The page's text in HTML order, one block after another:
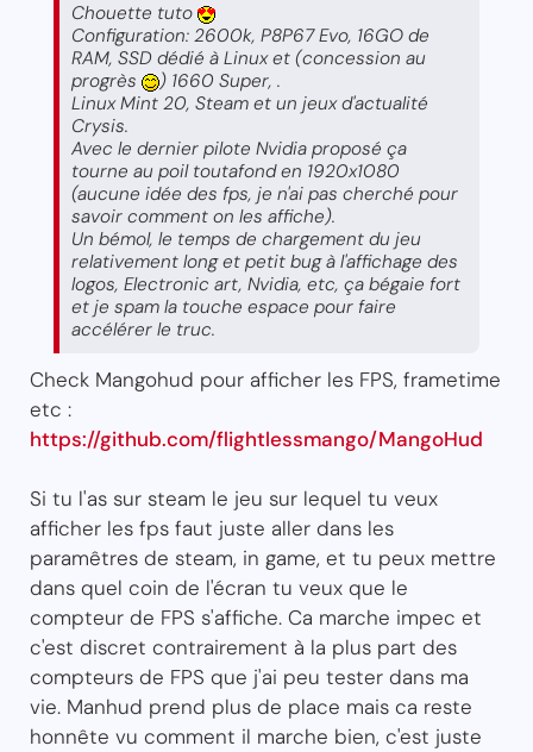
Chouette tuto
Configuration: 2600k, P8P67 Evo, 16GO de
RAM, SSD dédié à Linux et (concession au
progrès
) 1660 Super, .
Linux Mint 20, Steam et un jeux d'actualité
Crysis.
Avec le dernier pilote Nvidia proposé ça
tourne au poil toutafond en 1920x1080
(aucune idée des fps, je n'ai pas cherché pour
savoir comment on les affiche).
Un bémol, le temps de chargement du jeu
relativement long et petit bug à l'affichage des
logos, Electronic art, Nvidia, etc, ça bégaie fort
et je spam la touche espace pour faire
accélérer le truc.
Check Mangohud pour afficher les FPS, frametime
etc :
https://github.com/flightlessmango/MangoHud
Si tu l'as sur steam le jeu sur lequel tu veux
afficher les fps faut juste aller dans les
paramêtres de steam, in game, et tu peux mettre
dans quel coin de l'écran tu veux que le
compteur de FPS s'affiche. Ca marche impec et
c'est discret contrairement à la plus part des
compteurs de FPS que j'ai peu tester dans ma
vie. Manhud prend plus de place mais ca reste
honnête vu comment il marche bien, c'est juste